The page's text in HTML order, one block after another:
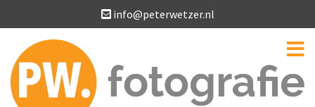
info@peterwetzer.nl